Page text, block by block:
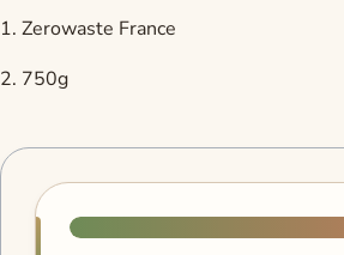
1. Zerowaste France
2. 750g
Progression de lecture